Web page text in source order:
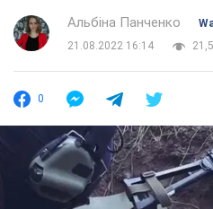
Альбіна Панченко
21.08.2022 16:14
0